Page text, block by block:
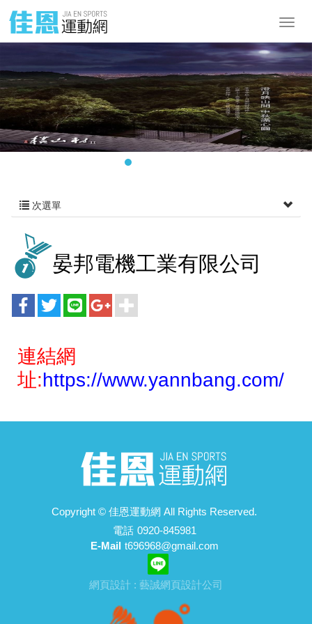
次選單
晏邦電機工業有限公司
連結網
址:https://www.yannbang.com/
Copyright © 佳恩運動網 All Rights Reserved.
電話 0920-845981
E-Mail t696968@gmail.com
網頁設計 : 藝誠網頁設計公司